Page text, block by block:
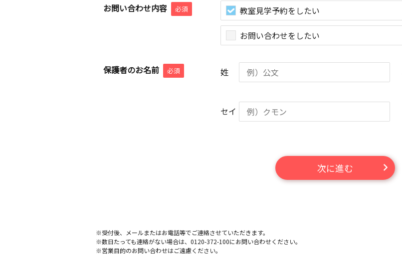
お問い合わせ内容 必須 教室見学予約をしたい
お問い合わせをしたい
保護者のお名前 必須 姓
セイ
次に進む
※受付後、メールまたはお電話等でご連絡させていただきます。
※数日たっても連絡がない場合は、0120-372-100にお問い合わせください。
※営業目的のお問い合わせはご遠慮ください。